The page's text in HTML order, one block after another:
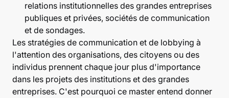
relations institutionnelles des grandes entreprises
publiques et privées, sociétés de communication
et de sondages.
Les stratégies de communication et de lobbying à
l'attention des organisations, des citoyens ou des
individus prennent chaque jour plus d'importance
dans les projets des institutions et des grandes
entreprises. C'est pourquoi ce master entend donner